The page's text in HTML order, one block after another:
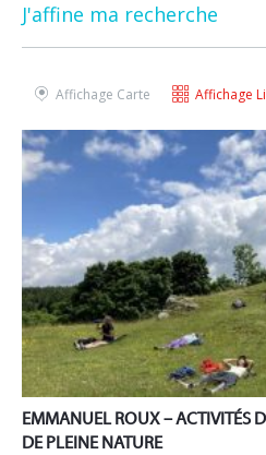
J'affine ma recherche
Affichage Carte Affichage
EMMANUEL ROUX – ACTIVITÉS
DE PLEINE NATURE